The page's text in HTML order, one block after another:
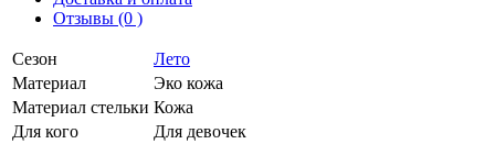
Отзывы (0 )
Сезон
Лето
Материал
Эко кожа
Материал стельки Кожа
Для кого
Для девочек